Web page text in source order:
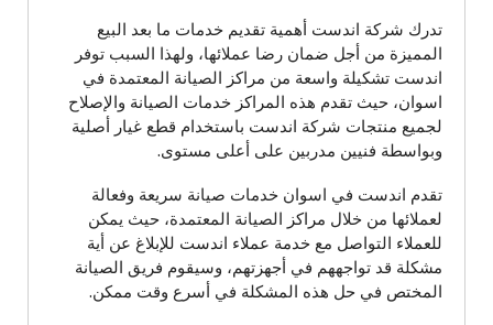
تدرك شركة اندست أهمية تقديم خدمات ما بعد البيع
المميزة من أجل ضمان رضا عملائها، ولهذا السبب توفر
اندست تشكيلة واسعة من مراكز الصيانة المعتمدة في
اسوان، حيث تقدم هذه المراكز خدمات الصيانة والإصلاح
لجميع منتجات شركة اندست باستخدام قطع غيار أصلية
وبواسطة فنيين مدربين على أعلى مستوى.
تقدم اندست في اسوان خدمات صيانة سريعة وفعالة
لعملائها من خلال مراكز الصيانة المعتمدة، حيث يمكن
للعملاء التواصل مع خدمة عملاء اندست للإبلاغ عن أية
مشكلة قد تواجههم في أجهزتهم، وسيقوم فريق الصيانة
المختص في حل هذه المشكلة في أسرع وقت ممكن.